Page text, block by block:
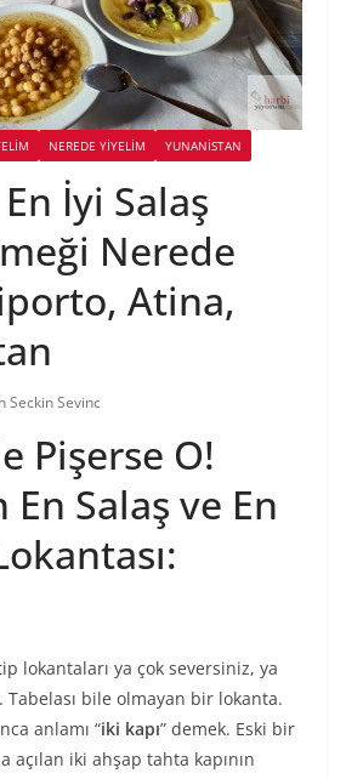
NEREDE YİYELİM YUNANISTAN
İyi Salaş
Nerede
Atina,
Seckin Sevinc
Pişerse O!
En Salaş ve En
lokantaları ya çok seversiniz, ya
Tabelası bile olmayan bir lokanta.
anlamı “iki kapı” demek. Eski bir
açılan iki ahşap tahta kapının